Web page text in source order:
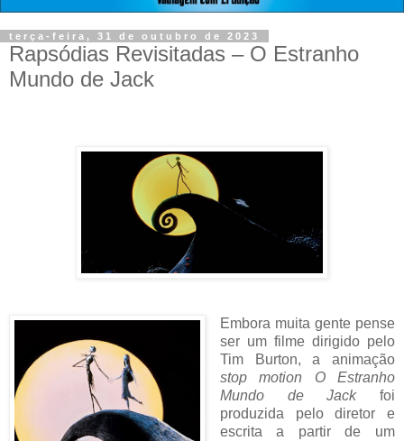
terça-feira, 31 de outubro de 2023
Rapsódias Revisitadas – O Estranho
Mundo de Jack
Embora muita gente pense
ser um filme dirigido pelo
Tim Burton, a animação
stop
motion
O Estranho
Mundo de Jackfoi
produzida pelo diretor e
escrita a partir de um